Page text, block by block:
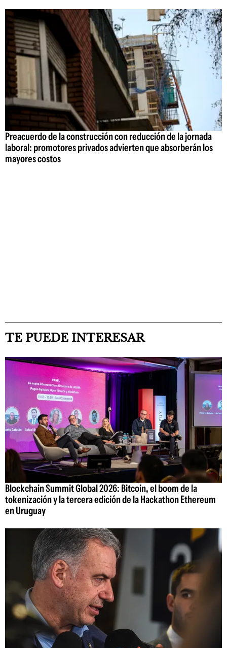
Preacuerdo de la construcción con reducción de la jornada
laboral: promotores privados advierten que absorberán los
mayores costos
TE PUEDE INTERESAR
Blockchain Summit Global 2026: Bitcoin, el boom de la
tokenización y la tercera edición de la Hackathon Ethereum
en Uruguay